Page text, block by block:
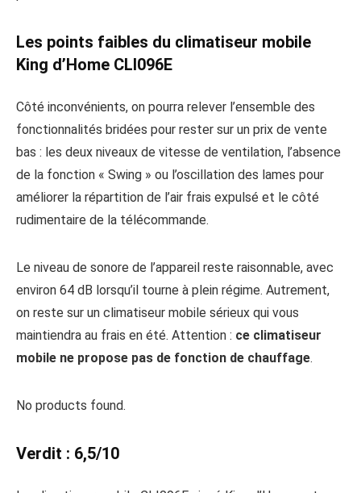
Les points faibles du climatiseur mobile
King d’Home CLI096E
Côté inconvénients, on pourra relever l’ensemble des
fonctionnalités bridées pour rester sur un prix de vente
bas : les deux niveaux de vitesse de ventilation, l’absence
de la fonction « Swing » ou l’oscillation des lames pour
améliorer la répartition de l’air frais expulsé et le côté
rudimentaire de la télécommande.
Le niveau de sonore de l’appareil reste raisonnable, avec
environ 64 dB lorsqu’il tourne à plein régime. Autrement,
on reste sur un climatiseur mobile sérieux qui vous
maintiendra au frais en été. Attention : ce climatiseur
mobile ne propose pas de fonction de chauffage.
No products found.
Verdit : 6,5/10